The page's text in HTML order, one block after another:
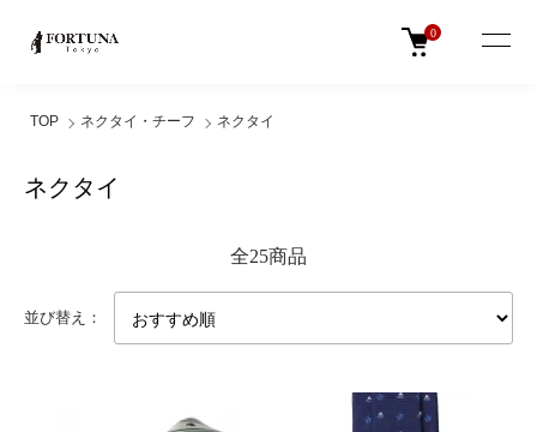
0
TOP ネクタイ・チーフ ネクタイ
ネクタイ
全25商品
並び替え：